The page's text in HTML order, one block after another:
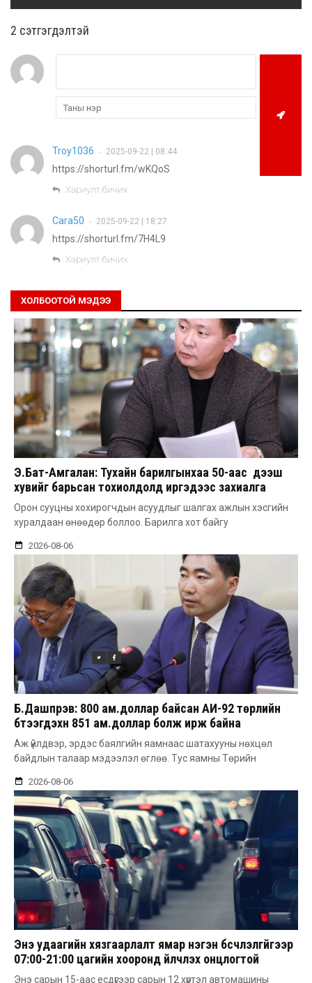
2 cэтгэгдэлтэй
Troy1036 • 2025-09-22 | 08:44
https://shorturl.fm/wKQoS
Хариулт бичих
Cara50 • 2025-09-22 | 18:27
https://shorturl.fm/7H4L9
Хариулт бичих
ХОЛБООТОЙ МЭДЭЭ
Э.Бат-Амгалан: Тухайн барилгынхаа 50-аас дээш
хувийг барьсан тохиолдолд иргэдээс захиалга
авдаг болгоно
Орон сууцны хохирогчдын асуудлыг шалгах ажлын хэсгийн
хуралдаан өнөөдөр боллоо. Барилга хот байгу
2026-08-06
Б.Дашпүрэв: 800 ам.доллар байсан АИ-92 төрлийн
бүтээгдэхүүн 851 ам.доллар болж ирж байна
Аж үйлдвэр, эрдэс баялгийн яамнаас шатахууны нөхцөл
байдлын талаар мэдээлэл өглөө. Тус яамны Төрийн
2026-08-06
Энэ удаагийн хязгаарлалт ямар нэгэн бүсчлэлгүйгээр
07:00-21:00 цагийн хооронд үйлчлэх онцлогтой
Энэ сарын 15-аас есдүгээр сарын 12 хүртэл автомашины